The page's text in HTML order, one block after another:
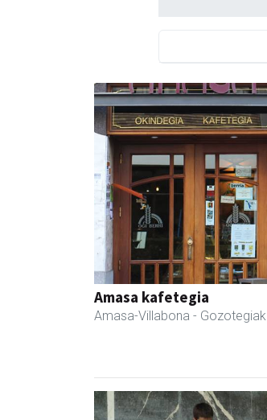
Amasa kafetegia
Amasa-Villabona - Gozotegiak